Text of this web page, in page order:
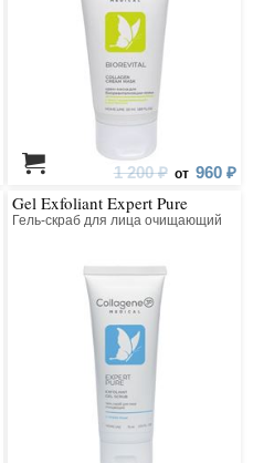
1 200 ₽ от 960 ₽
Gel Exfoliant Expert Pure
Гель-скраб для лица очищающий